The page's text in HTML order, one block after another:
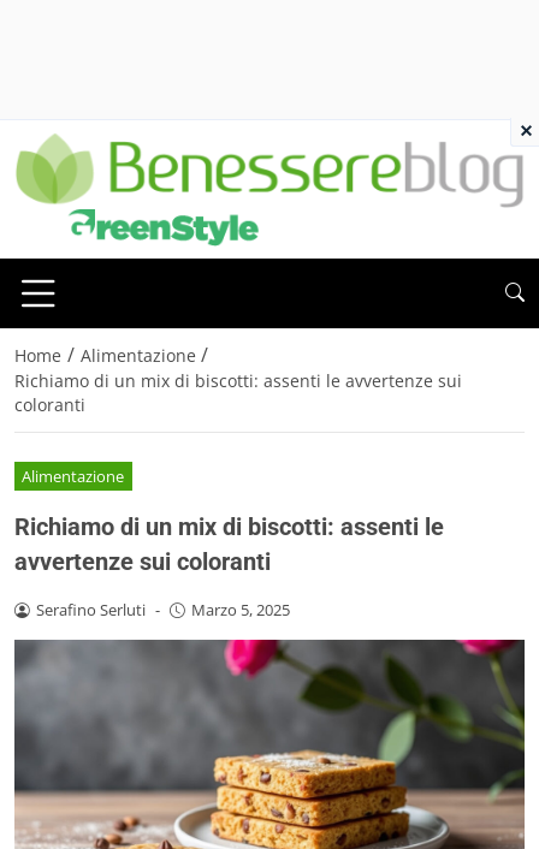
Home / Alimentazione /
Richiamo di un mix di biscotti: assenti le avvertenze sui
coloranti
Alimentazione
Richiamo di un mix di biscotti: assenti le
avvertenze sui coloranti
Serafino Serluti - Marzo 5, 2025
×